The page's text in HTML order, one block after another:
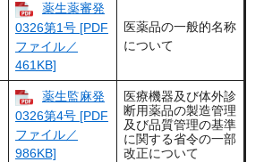
薬生薬審発
0326第1号 [PDF
ファイル／
461KB]
医薬品の一般的名称
について
薬生監麻発
0326第4号 [PDF
ファイル／
986KB]
医療機器及び体外診
断用薬品の製造管理
及び品質管理の基準
に関する省令の一部
改正について